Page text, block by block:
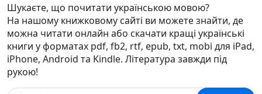
Шукаєте, що почитати українською мовою?
На нашому книжковому сайті ви можете знайти, де
можна читати онлайн або скачати кращі українські
книги у форматах pdf, fb2, rtf, epub, txt, mobi для iPad,
iPhone, Android та Kindle. Література завжди під
рукою!